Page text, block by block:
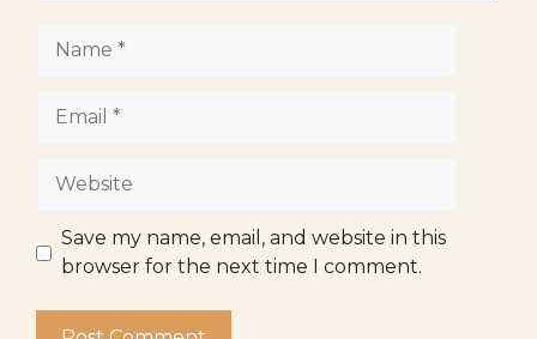
Website
Save my name, email, and website in this
browser for the next time I comment.